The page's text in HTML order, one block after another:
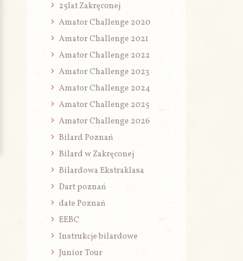
25lat Zakręconej
Amator Challenge 2020
Amator Challenge 2021
Amator Challenge 2022
Amator Challenge 2023
Amator Challenge 2024
Amator Challenge 2025
Amator Challenge 2026
Bilard Poznań
Bilard w Zakręconej
Bilardowa Ekstraklasa
Dart poznań
date Poznań
EEBC
Instrukcje bilardowe
Junior Tour